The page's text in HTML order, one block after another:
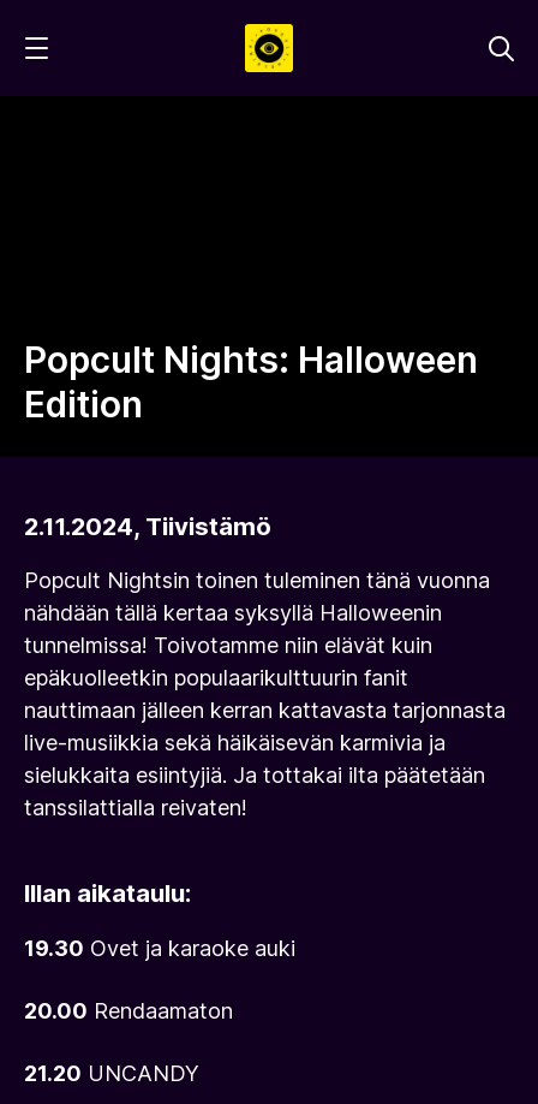
sisältöön
Popcult Nights: Halloween
Edition
2.11.2024, Tiivistämö
Popcult Nightsin toinen tuleminen tänä vuonna
nähdään tällä kertaa syksyllä Halloweenin
tunnelmissa! Toivotamme niin elävät kuin
epäkuolleetkin populaarikulttuurin fanit
nauttimaan jälleen kerran kattavasta tarjonnasta
live-musiikkia sekä häikäisevän karmivia ja
sielukkaita esiintyjiä. Ja tottakai ilta päätetään
tanssilattialla reivaten!
Illan aikataulu:
19.30 Ovet ja karaoke auki
20.00 Rendaamaton
21.20 UNCANDY